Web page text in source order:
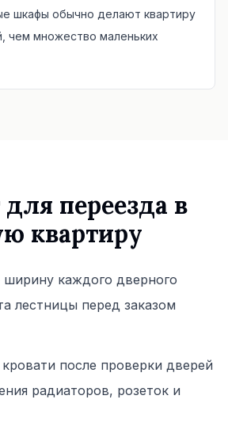
шкафы обычно делают квартиру
чем множество маленьких
переезда в
квартиру
каждого дверного
лестницы перед заказом
после проверки дверей
радиаторов, розеток и